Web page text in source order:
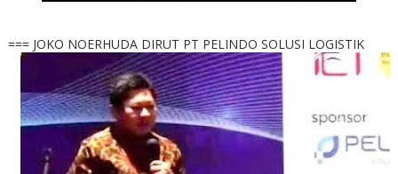
=== JOKO NOERHUDA DIRUT PT PELINDO SOLUSI LOGISTIK